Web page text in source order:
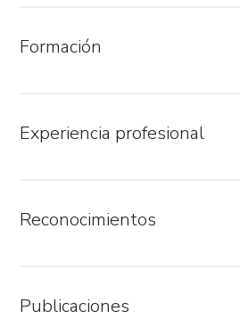
Formación
Experiencia profesional
Reconocimientos
Publicaciones